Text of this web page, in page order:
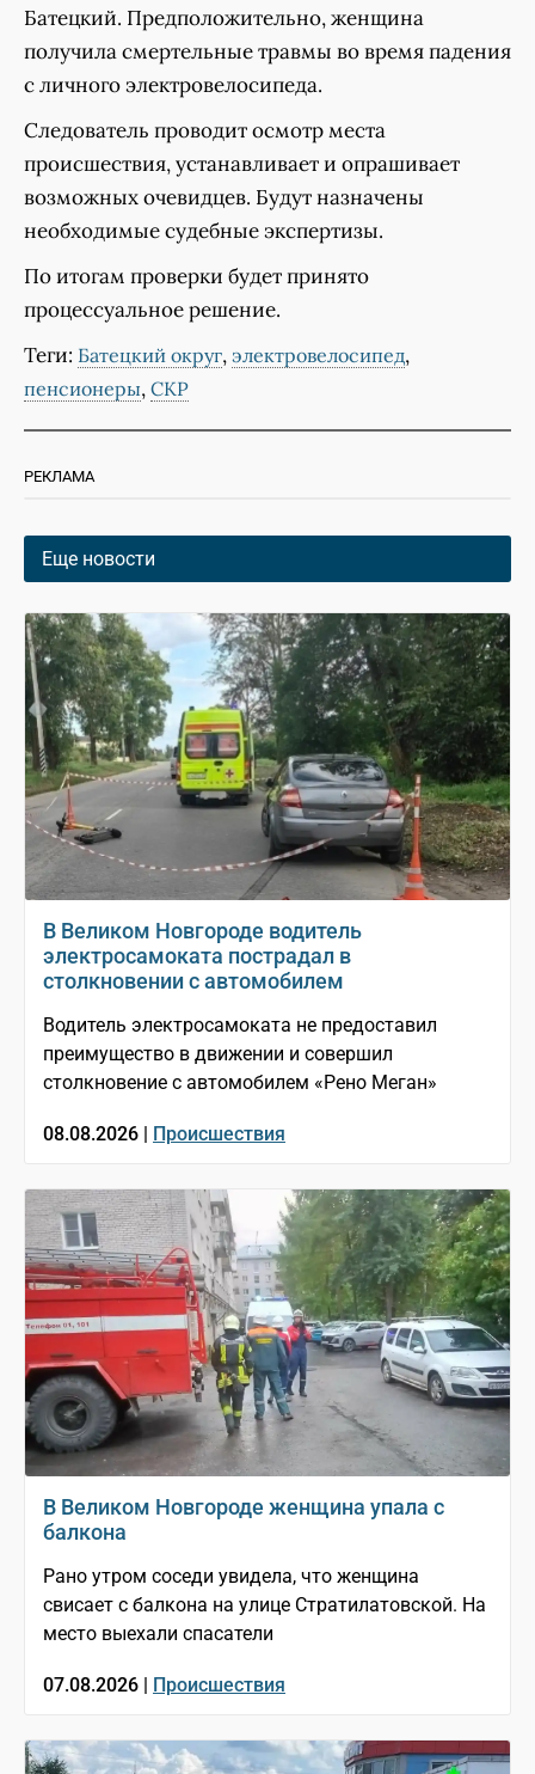
Батецкий. Предположительно, женщина
получила смертельные травмы во время падения
с личного электровелосипеда.
Следователь проводит осмотр места
происшествия, устанавливает и опрашивает
возможных очевидцев. Будут назначены
необходимые судебные экспертизы.
По итогам проверки будет принято
процессуальное решение.
Теги: Батецкий округ, электровелосипед,
пенсионеры, СКР
РЕКЛАМА
Еще новости
В Великом Новгороде водитель
электросамоката пострадал в
столкновении с автомобилем
Водитель электросамоката не предоставил
преимущество в движении и совершил
столкновение с автомобилем «Рено Меган»
08.08.2026 | Происшествия
В Великом Новгороде женщина упала с
балкона
Рано утром соседи увидела, что женщина
свисает с балкона на улице Стратилатовской. На
место выехали спасатели
07.08.2026 | Происшествия